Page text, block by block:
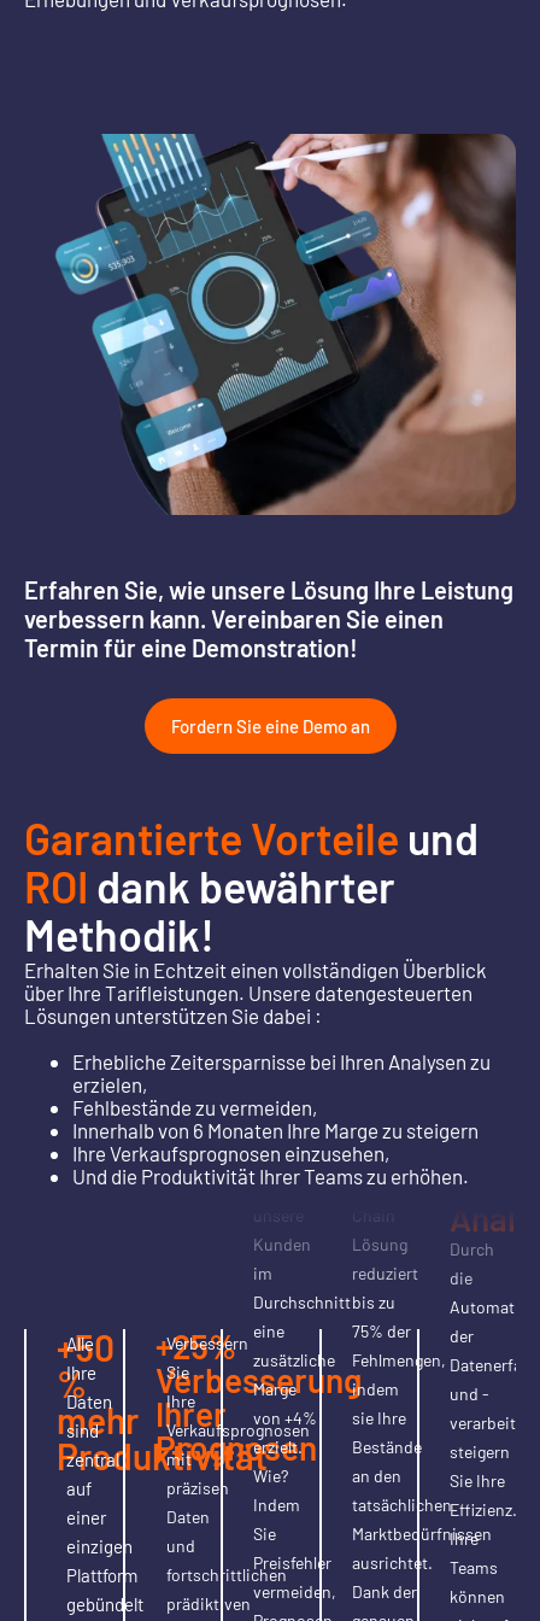
Erfahren Sie, wie unsere Lösung Ihre Leistung
verbessern kann. Vereinbaren Sie einen
Termin für eine Demonstration!
Fordern Sie eine Demo an
Garantierte Vorteile und
ROI dank bewährter
Methodik!
Erhalten Sie in Echtzeit einen vollständigen Überblick
über Ihre Tarifleistungen. Unsere datengesteuerten
Lösungen unterstützen Sie dabei :
Erhebliche Zeitersparnisse bei Ihren Analysen zu
erzielen,
Fehlbestände zu vermeiden,
Innerhalb von 6 Monaten Ihre Marge zu steigern
Ihre Verkaufsprognosen einzusehen,
Und die Produktivität Ihrer Teams zu erhöhen.
+50
%
mehr
Produktivität
Alle
Ihre
Daten
sind
zentral
auf
einer
einzigen
Plattform
gebündelt
+25%
Verbesserung
Ihrer
Prognosen
Verbessern
Sie
Ihre
Verkaufsprognosen
mit
präzisen
Daten
und
fortschrittlichen
prädiktiven
+4%
Marge
in 6
Monaten
In nur 6
Monaten
haben
unsere
Kunden
im
Durchschnitt
eine
zusätzliche
Marge
von +4%
erzielt.
Wie?
Indem
Sie
Preisfehler
vermeiden,
%
Unsere
Supply
Chain
Lösung
reduziert
bis zu
75% der
Fehlmengen,
indem
sie Ihre
Bestände
an den
tatsächlichen
Marktbedürfnissen
ausrichtet.
Dank der
-25%
bis
-40%
für
Durch
die
der
und -
steigern
Sie Ihre
Effizienz.
Ihre
Teams
können